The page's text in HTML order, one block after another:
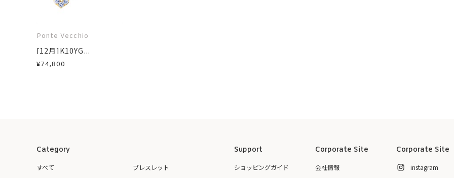
Ponte Vecchio
[12月]K10YG...
¥74,800
Category
すべて
ブレスレット
Support
ショッピングガイド
Corporate Site
会社情報
Corporate Site
instagram